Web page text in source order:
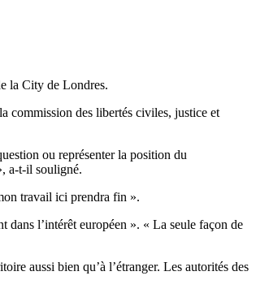
la City de Londres.
commission des libertés civiles, justice et
ou représenter la position du
a-t-il souligné.
travail ici prendra fin ».
dans l’intérêt européen ». « La seule façon de
aussi bien qu’à l’étranger. Les autorités des